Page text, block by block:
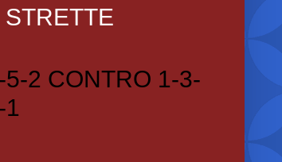
5-2 CONTRO 1-3-
1